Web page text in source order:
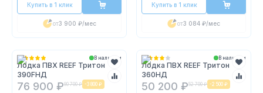
Купить в 1 клик
от3 900 ₽/мес
Купить в 1 клик
от3 084 ₽/мес
В наличии
Лодка ПВХ REEF Тритон
390FНД
76 900 ₽80 700 ₽ -3 800 ₽
В наличии
Лодка ПВХ REEF Тритон
360НД
50 200 ₽52 700 ₽ -2 500 ₽